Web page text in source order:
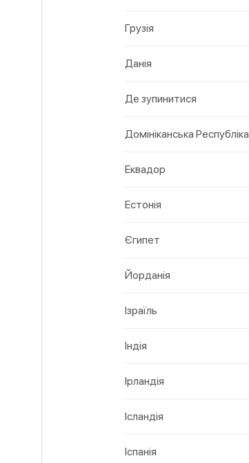
Грузія
Данія
Де зупинитися
Домініканська Республіка
Еквадор
Естонія
Єгипет
Йорданія
Ізраїль
Індія
Ірландія
Ісландія
Іспанія